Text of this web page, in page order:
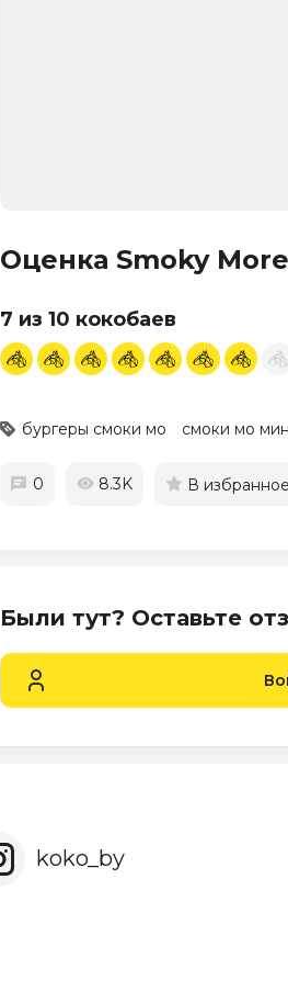
Оценка Smoky
7 из 10 кокобаев
бургеры смоки мо смоки мо
0 8.3K В избранное
Были тут? Оставьте
koko_by